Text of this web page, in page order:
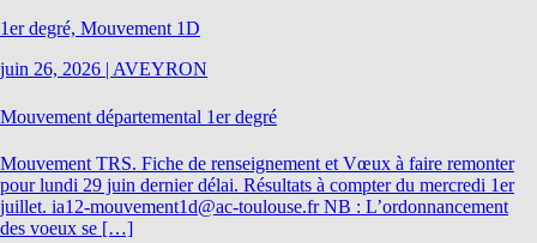
1er degré, Mouvement 1D
juin 26, 2026 | AVEYRON
Mouvement départemental 1er degré
Mouvement TRS. Fiche de renseignement et Vœux à faire remonter
pour lundi 29 juin dernier délai. Résultats à compter du mercredi 1er
juillet. ia12-mouvement1d@ac-toulouse.fr NB : L’ordonnancement
des voeux se […]